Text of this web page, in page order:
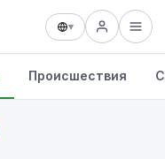
▾
Происшествия